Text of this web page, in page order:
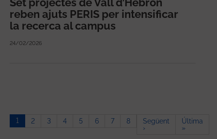
Set projectes de Vall d’Hebron
reben ajuts PERIS per intensificar
la recerca al campus
24/02/2026
1 2 3 4 5 6 7 8
Següent
› Pàgina següent
Última
»Última